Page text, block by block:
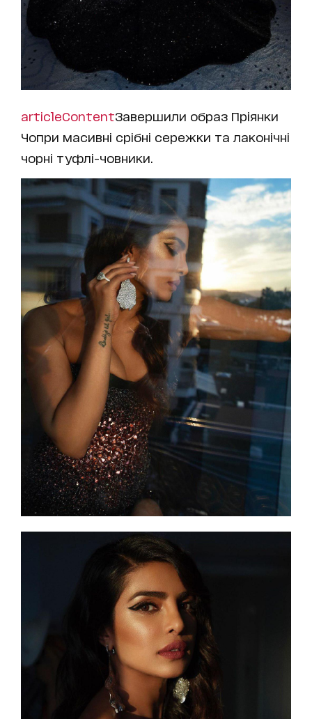
articleContentЗавершили образ Пріянки
Чопри масивні срібні сережки та лаконічні
чорні туфлі-човники.